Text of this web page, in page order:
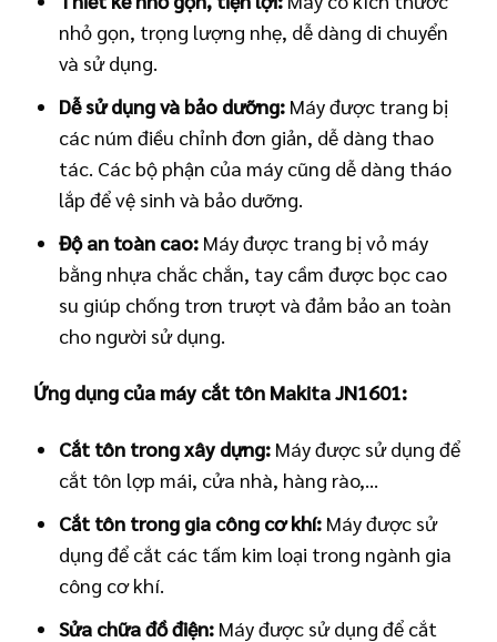
nhỏ gọn, trọng lượng nhẹ, dễ dàng di chuyển
và sử dụng.
Dễ sử dụng và bảo dưỡng: Máy được trang bị
các núm điều chỉnh đơn giản, dễ dàng thao
tác. Các bộ phận của máy cũng dễ dàng tháo
lắp để vệ sinh và bảo dưỡng.
Độ an toàn cao: Máy được trang bị vỏ máy
bằng nhựa chắc chắn, tay cầm được bọc cao
su giúp chống trơn trượt và đảm bảo an toàn
cho người sử dụng.
Ứng dụng của máy cắt tôn Makita JN1601:
Cắt tôn trong xây dựng: Máy được sử dụng để
cắt tôn lợp mái, cửa nhà, hàng rào,…
Cắt tôn trong gia công cơ khí: Máy được sử
dụng để cắt các tấm kim loại trong ngành gia
công cơ khí.
Sửa chữa đồ điện: Máy được sử dụng để cắt